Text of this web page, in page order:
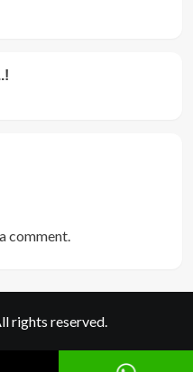
comment.
rights reserved.